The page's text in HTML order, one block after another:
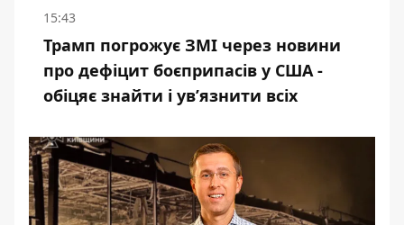
15:43
Трамп погрожує ЗМІ через новини
про дефіцит боєприпасів у США -
обіцяє знайти і ув’язнити всіх